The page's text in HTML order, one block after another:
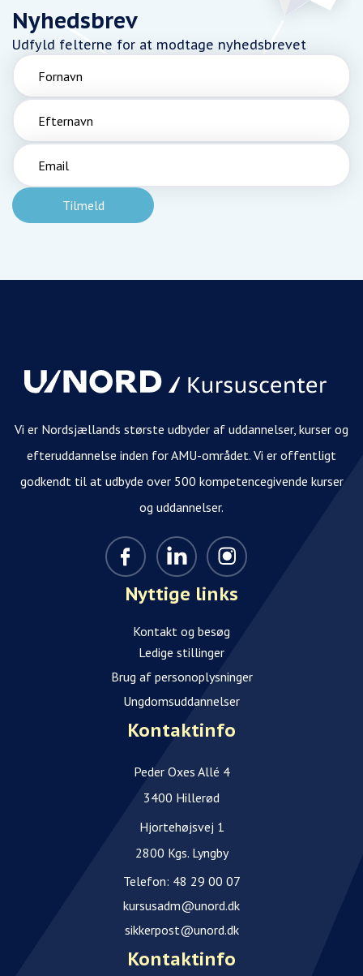
Nyhedsbrev
Udfyld felterne for at modtage nyhedsbrevet
Fornavn
Efternavn
Email
Vi er Nordsjællands største udbyder af uddannelser, kurser og
efteruddannelse inden for AMU-området. Vi er offentligt
godkendt til at udbyde over 500 kompetencegivende kurser
og uddannelser.
Nyttige links
Kontakt og besøg
Ledige stillinger
Brug af personoplysninger
Ungdomsuddannelser
Kontaktinfo
Peder Oxes Allé 4
3400 Hillerød
Hjortehøjsvej 1
2800 Kgs. Lyngby
Telefon: 48 29 00 07
kursusadm@unord.dk
sikkerpost@unord.dk
Kontaktinfo